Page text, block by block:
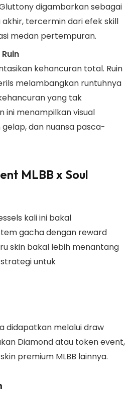
digambarkan sebagai
tercermin dari efek skill
medan pertempuran.
kehancuran total. Ruin
melambangkan runtuhnya
yang tak
ini menampilkan visual
dan nuansa pasca-
MLBB x Soul
kali ini bakal
gacha dengan reward
skin bakal lebih menantang
untuk
didapatkan melalui draw
Diamond atau token event,
premium MLBB lainnya.